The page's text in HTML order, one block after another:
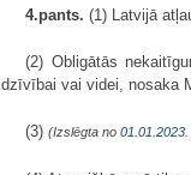
4.pants. (1) Latvijā
(2) Obligātās
dzīvībai vai videi, nosaka
(3) (Izslēgta no 01.01.2023.